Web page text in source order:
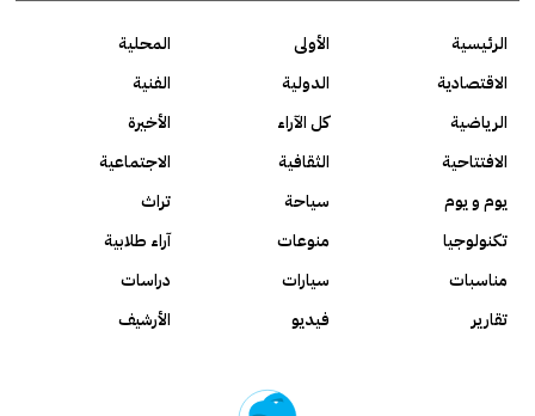
الرئيسية الأولى
المحلية
الاقتصادية
الدولية
الفنية
الرياضية
كل الآراء
الأخيرة
الافتتاحية
الثقافية
الاجتماعية
يوم و يوم
سياحة
تراث
تكنولوجيا
منوعات
آراء طلابية
مناسبات
سيارات
دراسات
تقارير
فيديو الأرشيف